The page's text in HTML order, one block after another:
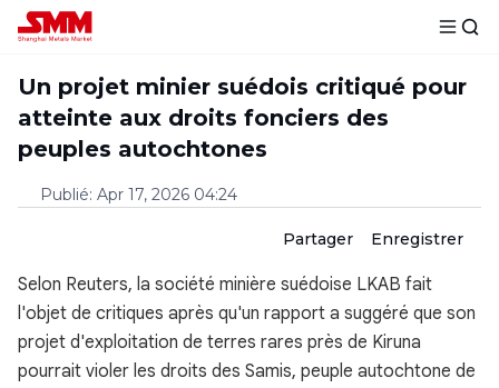
Un projet minier suédois critiqué pour
atteinte aux droits fonciers des
peuples autochtones
Publié: Apr 17, 2026 04:24
Partager Enregistrer
Selon Reuters, la société minière suédoise LKAB fait
l'objet de critiques après qu'un rapport a suggéré que son
projet d'exploitation de terres rares près de Kiruna
pourrait violer les droits des Samis, peuple autochtone de